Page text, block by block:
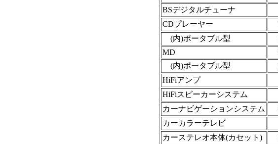
BSデジタルチューナ
CDプレーヤー
(内)ポータブル型
MD
(内)ポータブル型
HiFiアンプ
HiFiスピーカーシステム
カーナビゲーションシステム
カーカラーテレビ
カーステレオ本体(カセット)